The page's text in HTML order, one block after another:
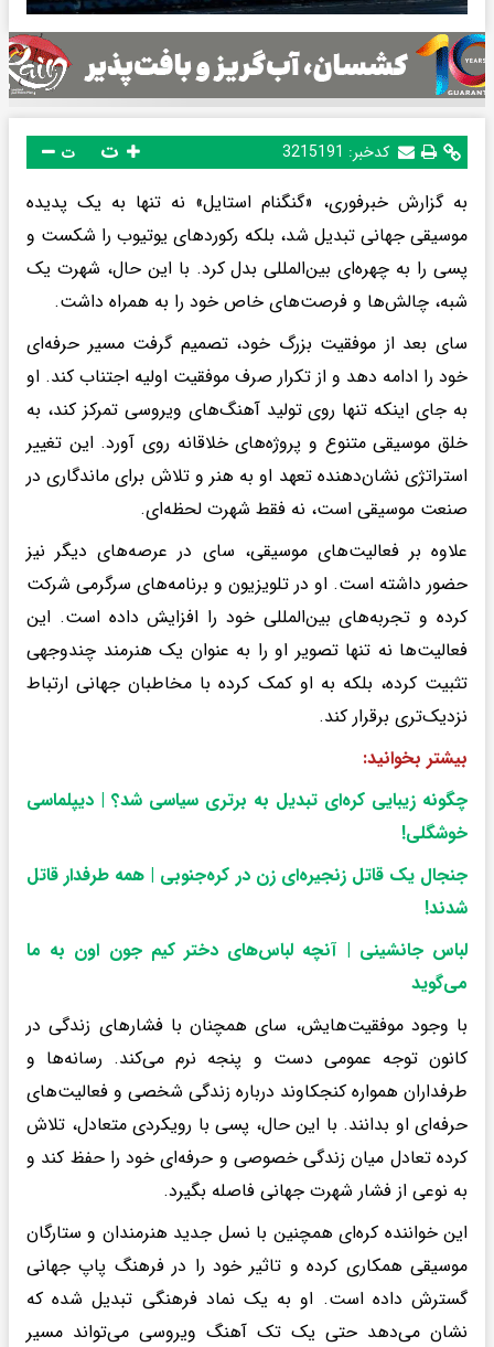
کدخبر: 3215191 ت
به گزارش خبرفوری، «گنگنام استایل» نه تنها به یک پدیده
موسیقی جهانی تبدیل شد، بلکه رکوردهای یوتیوب را شکست و
پسی را به چهره‌ای بین‌المللی بدل کرد. با این حال، شهرت یک
شبه، چالش‌ها و فرصت‌های خاص خود را به همراه داشت.
سای بعد از موفقیت بزرگ خود، تصمیم گرفت مسیر حرفه‌ای
خود را ادامه دهد و از تکرار صرف موفقیت اولیه اجتناب کند. او
به جای اینکه تنها روی تولید آهنگ‌های ویروسی تمرکز کند، به
خلق موسیقی متنوع و پروژه‌های خلاقانه روی آورد. این تغییر
استراتژی نشان‌دهنده تعهد او به هنر و تلاش برای ماندگاری در
صنعت موسیقی است، نه فقط شهرت لحظه‌ای.
علاوه بر فعالیت‌های موسیقی، سای در عرصه‌های دیگر نیز
حضور داشته است. او در تلویزیون و برنامه‌های سرگرمی شرکت
کرده و تجربه‌های بین‌المللی خود را افزایش داده است. این
فعالیت‌ها نه تنها تصویر او را به عنوان یک هنرمند چندوجهی
تثبیت کرده، بلکه به او کمک کرده با مخاطبان جهانی ارتباط
نزدیک‌تری برقرار کند.
بیشتر بخوانید:
چگونه زیبایی کره‌ای تبدیل به برتری سیاسی شد؟ | دیپلماسی
خوشگلی!
جنجال یک قاتل زنجیره‌ای زن در کره‌جنوبی | همه طرفدار قاتل
شدند!
لباس جانشینی | آنچه لباس‌های دختر کیم جون اون به ما
می‌گوید
با وجود موفقیت‌هایش، سای همچنان با فشارهای زندگی در
کانون توجه عمومی دست و پنجه نرم می‌کند. رسانه‌ها و
طرفداران همواره کنجکاوند درباره زندگی شخصی و فعالیت‌های
حرفه‌ای او بدانند. با این حال، پسی با رویکردی متعادل، تلاش
کرده تعادل میان زندگی خصوصی و حرفه‌ای خود را حفظ کند و
به نوعی از فشار شهرت جهانی فاصله بگیرد.
این خواننده کره‌ای همچنین با نسل جدید هنرمندان و ستارگان
موسیقی همکاری کرده و تاثیر خود را در فرهنگ پاپ جهانی
گسترش داده است. او به یک نماد فرهنگی تبدیل شده که
نشان می‌دهد حتی یک تک آهنگ ویروسی می‌تواند مسیر